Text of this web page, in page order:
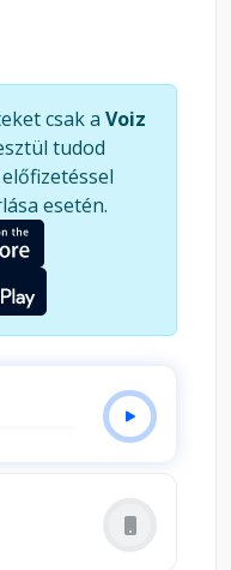
Külön fejezetben
alapelvei a
élő
abban, hogy a
kapcsolataik részévé
csak a Voiz
tudod
esetén.